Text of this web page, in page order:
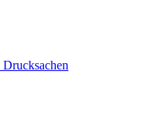
Drucksachen